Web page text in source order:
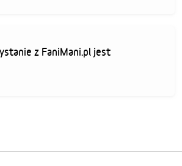
z FaniMani.pl jest